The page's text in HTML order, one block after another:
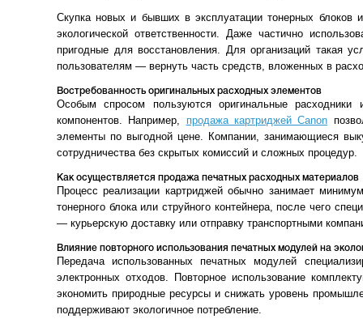
Скупка новых и бывших в эксплуатации тонерных блоков
экологической ответственности. Даже частично
пригодные для восстановления. Для организаций такая
пользователям — вернуть часть средств, вложенных в
Востребованность оригинальных расходных элементов
Особым спросом пользуются оригинальные
компонентов. Например, продажа картриджей Canon
элементы по выгодной цене. Компании, занимающиеся
сотрудничества без скрытых комиссий и сложных процедур.
Как осуществляется продажа печатных расходных материалов
Процесс реализации картриджей обычно занимает
тонерного блока или струйного контейнера, после чего
— курьерскую доставку или отправку транспортными
Влияние повторного использования печатных модулей на
Передача использованных печатных модулей
электронных отходов. Повторное использование
экономить природные ресурсы и снижать уровень
поддерживают экологичное потребление.